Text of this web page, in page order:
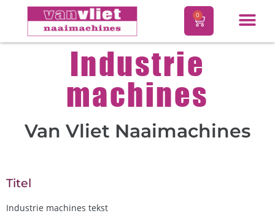
0
Industrie
machines
Van Vliet Naaimachines
Titel
Industrie machines tekst